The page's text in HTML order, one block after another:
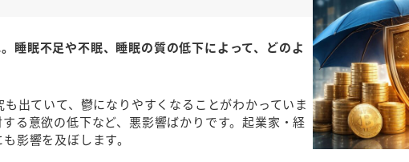
眠不足や不眠、睡眠の質の低下によって、どのよ
出ていて、鬱になりやすくなることがわかっていま
る意欲の低下など、悪影響ばかりです。起業家・経
影響を及ぼします。